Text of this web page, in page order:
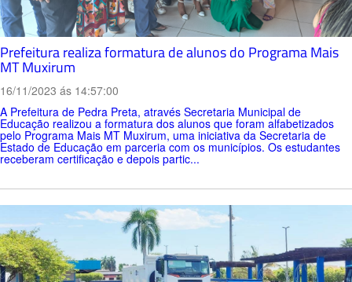
Prefeitura realiza formatura de alunos do Programa Mais
MT Muxirum
16/11/2023 ás 14:57:00
A Prefeitura de Pedra Preta, através Secretaria Municipal de
Educação realizou a formatura dos alunos que foram alfabetizados
pelo Programa Mais MT Muxirum, uma iniciativa da Secretaria de
Estado de Educação em parceria com os municípios. Os estudantes
receberam certificação e depois partic...